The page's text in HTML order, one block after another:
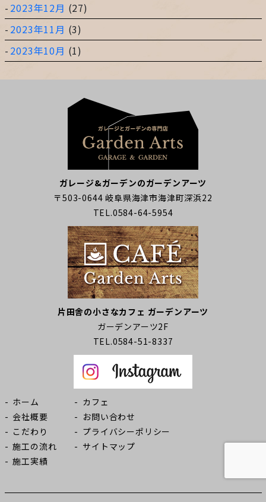
2023年12月 (27)
2023年11月 (3)
2023年10月 (1)
ガレージ&ガーデンのガーデンアーツ
〒503-0644 岐阜県海津市海津町深浜22
TEL.0584-64-5954
片田舎の小さなカフェ ガーデンアーツ
ガーデンアーツ2F
TEL.0584-51-8337
ホーム
会社概要
こだわり
施工の流れ
施工実績
カフェ
お問い合わせ
プライバシーポリシー
サイトマップ